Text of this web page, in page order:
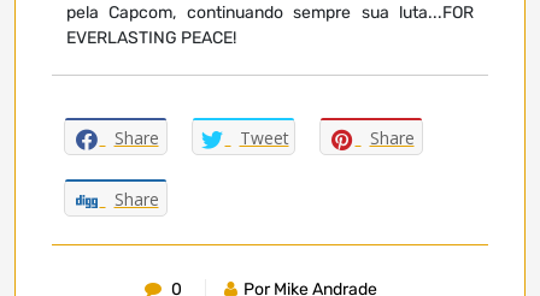
pela Capcom, continuando sempre sua luta...FOR
EVERLASTING PEACE!
Share Tweet Share
Share
0
Por Mike Andrade